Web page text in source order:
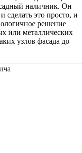
наличник. Он
сделать это просто, и
решение
или металлических
узлов фасада до